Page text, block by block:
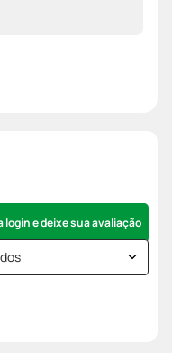
login e deixe sua avaliação